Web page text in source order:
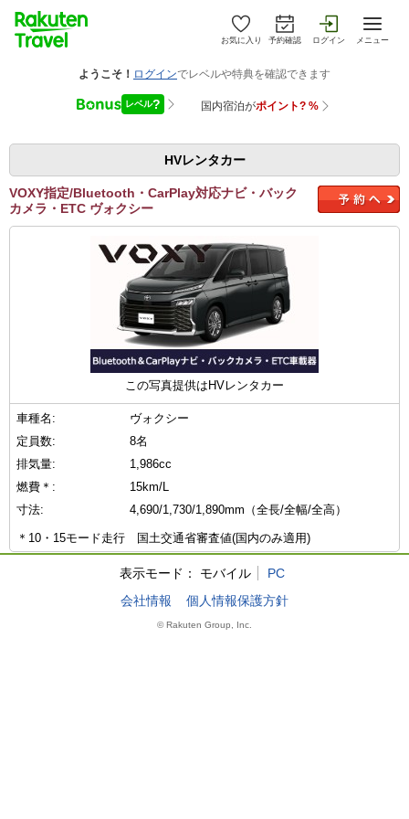
お気に入り 予約確認 ログイン メニュー
HVレンタカー
VOXY指定/Bluetooth・CarPlay対応ナビ・バック
カメラ・ETC ヴォクシー
この写真提供はHVレンタカー
車種名:
ヴォクシー
定員数:
8名
排気量:
1,986cc
燃費＊:
15km/L
寸法:
4,690/1,730/1,890mm（全長/全幅/全高）
＊10・15モード走行 国土交通省審査値(国内のみ適用)
表示モード： モバイル
PC
会社情報
個人情報保護方針
© Rakuten Group, Inc.